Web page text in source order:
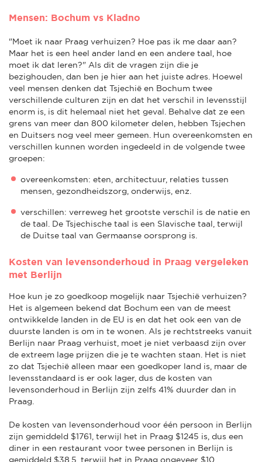
Mensen: Bochum vs Kladno
"Moet ik naar Praag verhuizen? Hoe pas ik me daar aan?
Maar het is een heel ander land en een andere taal, hoe
moet ik dat leren?" Als dit de vragen zijn die je
bezighouden, dan ben je hier aan het juiste adres. Hoewel
veel mensen denken dat Tsjechië en Bochum twee
verschillende culturen zijn en dat het verschil in levensstijl
enorm is, is dit helemaal niet het geval. Behalve dat ze een
grens van meer dan 800 kilometer delen, hebben Tsjechen
en Duitsers nog veel meer gemeen. Hun overeenkomsten en
verschillen kunnen worden ingedeeld in de volgende twee
groepen:
overeenkomsten: eten, architectuur, relaties tussen
mensen, gezondheidszorg, onderwijs, enz.
verschillen: verreweg het grootste verschil is de natie en
de taal. De Tsjechische taal is een Slavische taal, terwijl
de Duitse taal van Germaanse oorsprong is.
Kosten van levensonderhoud in Praag vergeleken
met Berlijn
Hoe kun je zo goedkoop mogelijk naar Tsjechië verhuizen?
Het is algemeen bekend dat Bochum een van de meest
ontwikkelde landen in de EU is en dat het ook een van de
duurste landen is om in te wonen. Als je rechtstreeks vanuit
Berlijn naar Praag verhuist, moet je niet verbaasd zijn over
de extreem lage prijzen die je te wachten staan. Het is niet
zo dat Tsjechië alleen maar een goedkoper land is, maar de
levensstandaard is er ook lager, dus de kosten van
levensonderhoud in Berlijn zijn zelfs 41% duurder dan in
Praag.
De kosten van levensonderhoud voor één persoon in Berlijn
zijn gemiddeld $1761, terwijl het in Praag $1245 is, dus een
diner in een restaurant voor twee personen in Berlijn is
gemiddeld $38,5, terwijl het in Praag ongeveer $10